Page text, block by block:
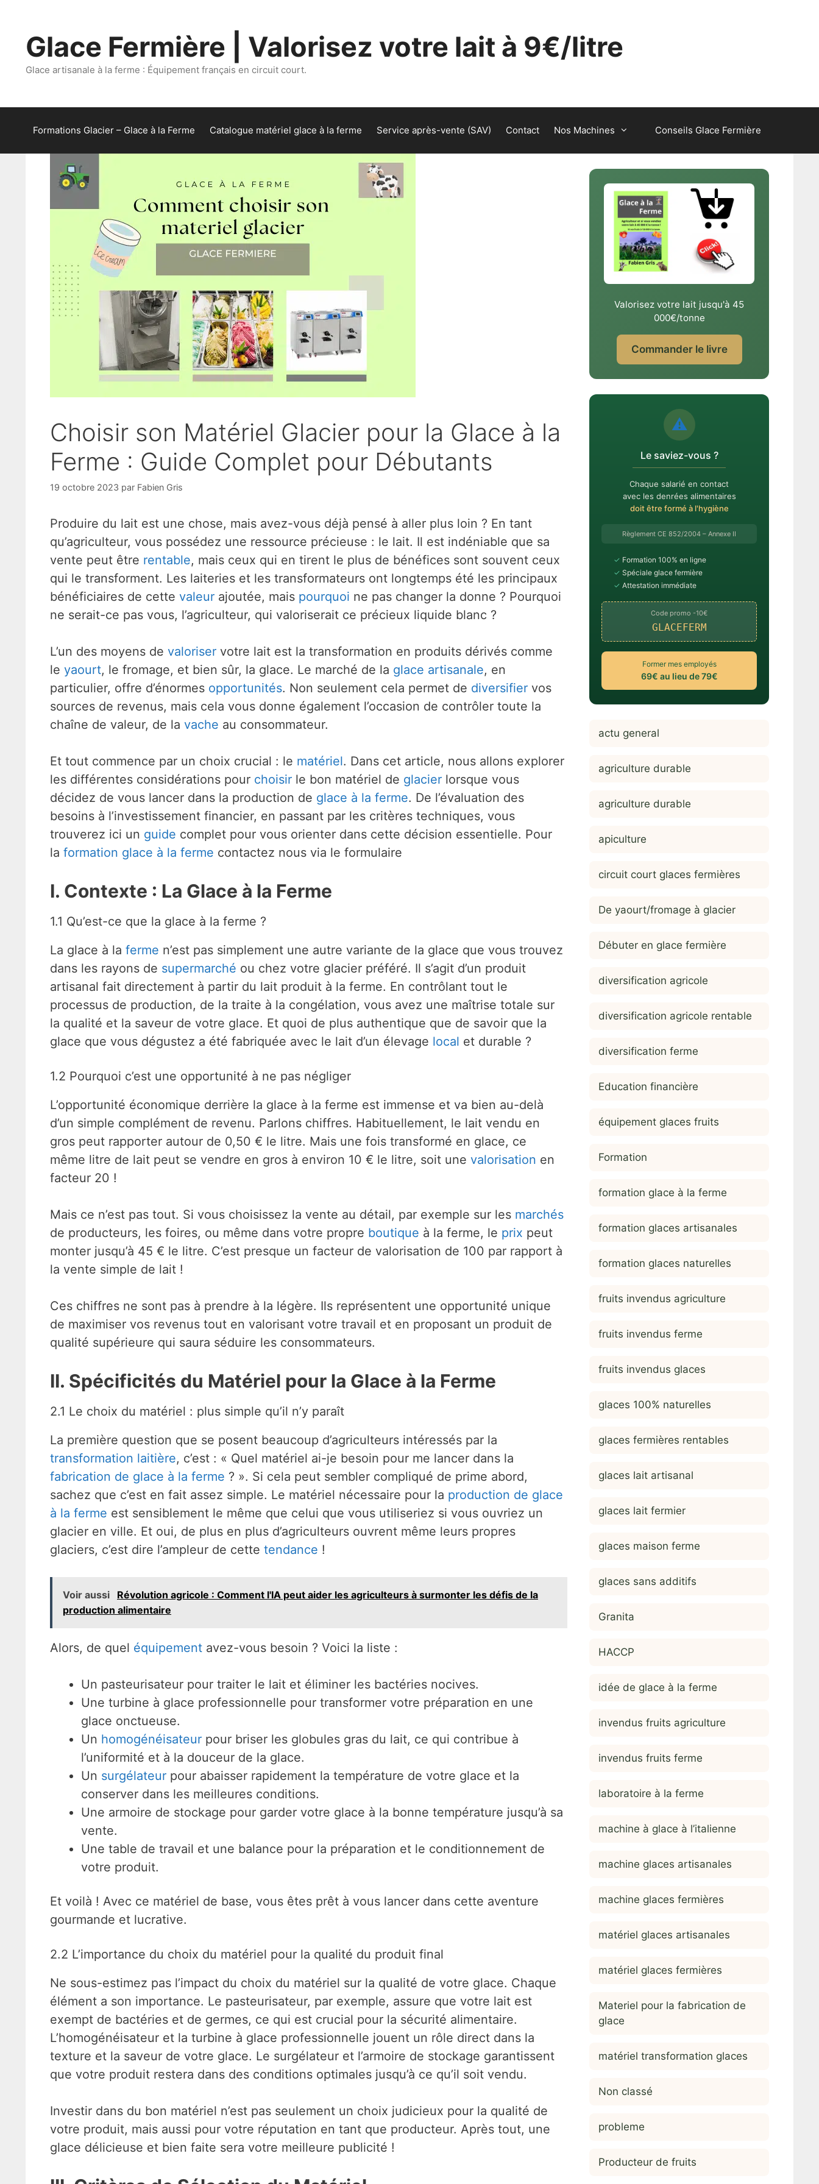
contenuGlace Fermière | Valorisez votre lait à 9€/litre
Glace artisanale à la ferme : Équipement français en circuit court.
Formations Glacier – Glace à la Ferme Catalogue matériel glace à la ferme Service après-vente (SAV) Contact Nos Machines Conseils Glace Fermière
Choisir son Matériel Glacier pour la Glace à la
Ferme : Guide Complet pour Débutants
19 octobre 2023 par Fabien Gris
Produire du lait est une chose, mais avez-vous déjà pensé à aller plus loin ? En tant
qu’agriculteur, vous possédez une ressource précieuse : le lait. Il est indéniable que sa
vente peut être rentable, mais ceux qui en tirent le plus de bénéfices sont souvent ceux
qui le transforment. Les laiteries et les transformateurs ont longtemps été les principaux
bénéficiaires de cette valeur ajoutée, mais pourquoi ne pas changer la donne ? Pourquoi
ne serait-ce pas vous, l’agriculteur, qui valoriserait ce précieux liquide blanc ?
L’un des moyens de valoriser votre lait est la transformation en produits dérivés comme
le yaourt, le fromage, et bien sûr, la glace. Le marché de la glace artisanale, en
particulier, offre d’énormes opportunités. Non seulement cela permet de diversifier vos
sources de revenus, mais cela vous donne également l’occasion de contrôler toute la
chaîne de valeur, de la vache au consommateur.
Et tout commence par un choix crucial : le matériel. Dans cet article, nous allons explorer
les différentes considérations pour choisir le bon matériel de glacier lorsque vous
décidez de vous lancer dans la production de glace à la ferme. De l’évaluation des
besoins à l’investissement financier, en passant par les critères techniques, vous
trouverez ici un guide complet pour vous orienter dans cette décision essentielle. Pour
la formation glace à la ferme contactez nous via le formulaire
I. Contexte : La Glace à la Ferme
1.1 Qu’est-ce que la glace à la ferme ?
La glace à la ferme n’est pas simplement une autre variante de la glace que vous trouvez
dans les rayons de supermarché ou chez votre glacier préféré. Il s’agit d’un produit
artisanal fait directement à partir du lait produit à la ferme. En contrôlant tout le
processus de production, de la traite à la congélation, vous avez une maîtrise totale sur
la qualité et la saveur de votre glace. Et quoi de plus authentique que de savoir que la
glace que vous dégustez a été fabriquée avec le lait d’un élevage local et durable ?
1.2 Pourquoi c’est une opportunité à ne pas négliger
L’opportunité économique derrière la glace à la ferme est immense et va bien au-delà
d’un simple complément de revenu. Parlons chiffres. Habituellement, le lait vendu en
gros peut rapporter autour de 0,50 € le litre. Mais une fois transformé en glace, ce
même litre de lait peut se vendre en gros à environ 10 € le litre, soit une valorisation en
facteur 20 !
Mais ce n’est pas tout. Si vous choisissez la vente au détail, par exemple sur les marchés
de producteurs, les foires, ou même dans votre propre boutique à la ferme, le prix peut
monter jusqu’à 45 € le litre. C’est presque un facteur de valorisation de 100 par rapport à
la vente simple de lait !
Ces chiffres ne sont pas à prendre à la légère. Ils représentent une opportunité unique
de maximiser vos revenus tout en valorisant votre travail et en proposant un produit de
qualité supérieure qui saura séduire les consommateurs.
II. Spécificités du Matériel pour la Glace à la Ferme
2.1 Le choix du matériel : plus simple qu’il n’y paraît
La première question que se posent beaucoup d’agriculteurs intéressés par la
transformation laitière, c’est : « Quel matériel ai-je besoin pour me lancer dans la
fabrication de glace à la ferme ? ». Si cela peut sembler compliqué de prime abord,
sachez que c’est en fait assez simple. Le matériel nécessaire pour la production de glace
à la ferme est sensiblement le même que celui que vous utiliseriez si vous ouvriez un
glacier en ville. Et oui, de plus en plus d’agriculteurs ouvrent même leurs propres
glaciers, c’est dire l’ampleur de cette tendance !
Voir aussi
Révolution agricole : Comment l'IA peut aider les agriculteurs à surmonter les défis de la
production alimentaire
Alors, de quel équipement avez-vous besoin ? Voici la liste :
Un pasteurisateur pour traiter le lait et éliminer les bactéries nocives.
Une turbine à glace professionnelle pour transformer votre préparation en une
glace onctueuse.
Un homogénéisateur pour briser les globules gras du lait, ce qui contribue à
l’uniformité et à la douceur de la glace.
Un surgélateur pour abaisser rapidement la température de votre glace et la
conserver dans les meilleures conditions.
Une armoire de stockage pour garder votre glace à la bonne température jusqu’à sa
vente.
Une table de travail et une balance pour la préparation et le conditionnement de
votre produit.
Et voilà ! Avec ce matériel de base, vous êtes prêt à vous lancer dans cette aventure
gourmande et lucrative.
2.2 L’importance du choix du matériel pour la qualité du produit final
Ne sous-estimez pas l’impact du choix du matériel sur la qualité de votre glace. Chaque
élément a son importance. Le pasteurisateur, par exemple, assure que votre lait est
exempt de bactéries et de germes, ce qui est crucial pour la sécurité alimentaire.
L’homogénéisateur et la turbine à glace professionnelle jouent un rôle direct dans la
texture et la saveur de votre glace. Le surgélateur et l’armoire de stockage garantissent
que votre produit restera dans des conditions optimales jusqu’à ce qu’il soit vendu.
Investir dans du bon matériel n’est pas seulement un choix judicieux pour la qualité de
votre produit, mais aussi pour votre réputation en tant que producteur. Après tout, une
glace délicieuse et bien faite sera votre meilleure publicité !
Valorisez votre lait jusqu'à 45
000€/tonne
Commander le livre
⚠️
Le saviez-vous ?
Chaque salarié en contact
avec les denrées alimentaires
doit être formé à l'hygiène
Règlement CE 852/2004 – Annexe II
✓ Formation 100% en ligne
✓ Spéciale glace fermière
✓ Attestation immédiate
Code promo -10€
GLACEFERM
Former mes employés
69€ au lieu de 79€
actu general
agriculture durable
agriculture durable
apiculture
circuit court glaces fermières
De yaourt/fromage à glacier
Débuter en glace fermière
diversification agricole
diversification agricole rentable
diversification ferme
Education financière
équipement glaces fruits
Formation
formation glace à la ferme
formation glaces artisanales
formation glaces naturelles
fruits invendus agriculture
fruits invendus ferme
fruits invendus glaces
glaces 100% naturelles
glaces fermières rentables
glaces lait artisanal
glaces lait fermier
glaces maison ferme
glaces sans additifs
Granita
HACCP
idée de glace à la ferme
invendus fruits agriculture
invendus fruits ferme
laboratoire à la ferme
machine à glace à l’italienne
machine glaces artisanales
machine glaces fermières
matériel glaces artisanales
matériel glaces fermières
Materiel pour la fabrication de
glace
matériel transformation glaces
Non classé
probleme
Producteur de fruits